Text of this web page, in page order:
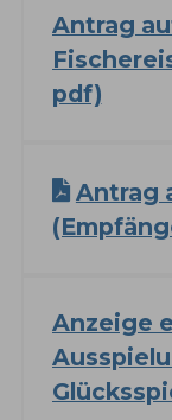
Antrag
pdf)
Antrag
Anzeige